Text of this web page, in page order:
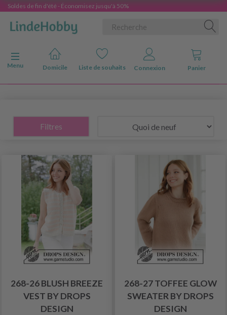
Soldes de fin d'été - Économisez jusqu'à 50%
Basculer la navigation
Menu
Domicile Liste de souhaits Connexion Panier
Filtres
268-26 BLUSH BREEZE
VEST BY DROPS
DESIGN
268-27 TOFFEE GLOW
SWEATER BY DROPS
DESIGN